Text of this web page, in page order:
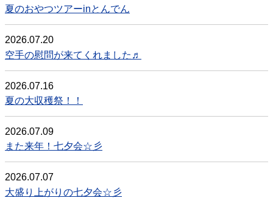
夏のおやつツアーinとんでん
2026.07.20
空手の慰問が来てくれました♬
2026.07.16
夏の大収穫祭！！
2026.07.09
また来年！七夕会☆彡
2026.07.07
大盛り上がりの七夕会☆彡